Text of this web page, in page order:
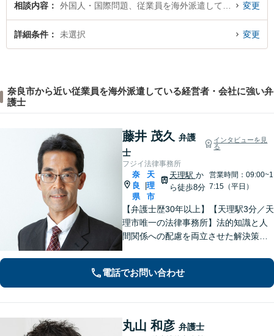
相談内容 変更
詳細条件 未選択 変更
奈良市から近い従業員を海外派遣している経営者・会社に強い弁
護士
藤井 茂久 弁護
士
インタビューを見
る
フジイ法律事務所
奈
良
県
天
理
市
天理駅 か
ら徒歩8分
営業時間：09:00~1
7:15（平日）
【弁護士歴30年以上】【天理駅3分／天
理市唯一の法律事務所】法的知識と人
間関係への配慮を両立させた解決策を
法書士・不動産鑑定士など」相続に関
わる問題を総合的に解決へ導きます
電話でお問い合わせ
丸山 和彦 弁護士